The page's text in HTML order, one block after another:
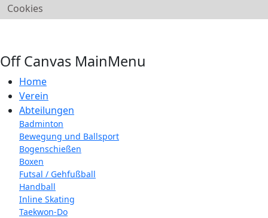
Cookies
Off Canvas MainMenu
Home
Verein
Abteilungen
Badminton
Bewegung und Ballsport
Bogenschießen
Boxen
Futsal / Gehfußball
Handball
Inline Skating
Taekwon-Do